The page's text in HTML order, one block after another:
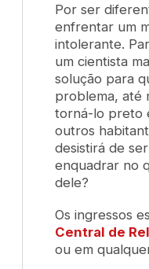
Por ser
enfrentar um
intolerante.
um cientista
solução para
problema, até
torná-lo preto
outros
desistirá de
enquadrar no
dele?
Os ingressos
Central de
ou em